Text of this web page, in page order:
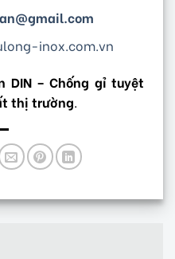
inox.com.vn
DIN – Chống gỉ tuyệt
thị trường.